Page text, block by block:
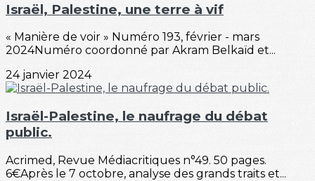
Israël, Palestine, une terre à vif
« Manière de voir » Numéro 193, février - mars
2024Numéro coordonné par Akram Belkaïd et...
24 janvier 2024
Israël-Palestine, le naufrage du débat
public.
Acrimed, Revue Médiacritiques n°49. 50 pages.
6€Après le 7 octobre, analyse des grands traits et...